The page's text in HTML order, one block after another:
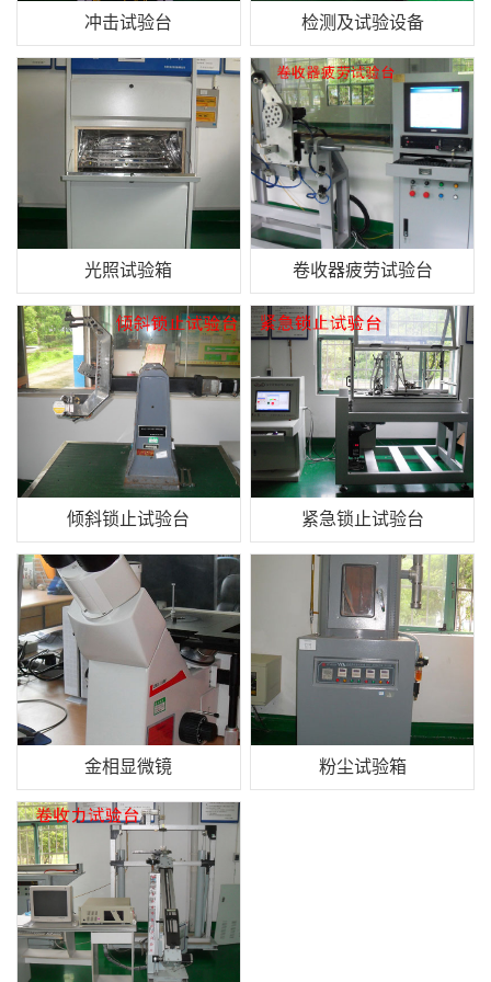
冲击试验台 检测及试验设备
光照试验箱 卷收器疲劳试验台
倾斜锁止试验台 紧急锁止试验台
金相显微镜 粉尘试验箱